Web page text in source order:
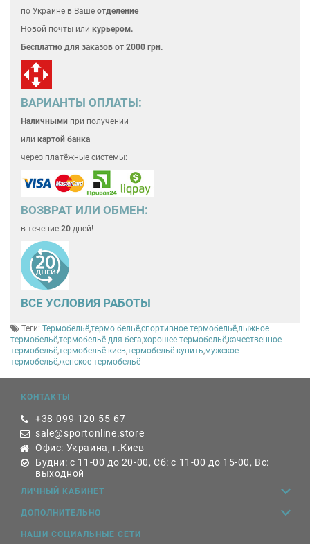
по Украине в Ваше отделение
Новой почты или курьером.
Бесплатно для заказов от 2000 грн.
ВАРИАНТЫ ОПЛАТЫ:
Наличными при получении
или картой банка
через платёжные системы:
ВОЗВРАТ ИЛИ ОБМЕН:
в течение 20 дней!
ВСЕ УСЛОВИЯ РАБОТЫ
Теги: Термобельё,термо бельё,спортивное термобельё,лыжное
термобельё,термобельё для бега,хорошее термобельё,качественное
термобельё,термобельё киев,термобельё купить,мужское
термобельё,женское термобельё
КОНТАКТЫ
+38-099-120-55-67
sale@sportonline.store
Офис: Украина, г.Киев
Будни: с 11-00 до 20-00, Сб: с 11-00 до 15-00, Вс:
выходной
ЛИЧНЫЙ КАБИНЕТ
ДОПОЛНИТЕЛЬНО
НАШИ СОЦИАЛЬНЫЕ СЕТИ